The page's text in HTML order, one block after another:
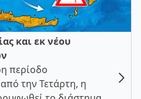
και εκ νέου
περίοδο
την Τετάρτη, η